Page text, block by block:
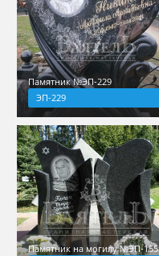
Памятник №ЭП-229
ЭП-229
Памятник на могилу №ЭП-155